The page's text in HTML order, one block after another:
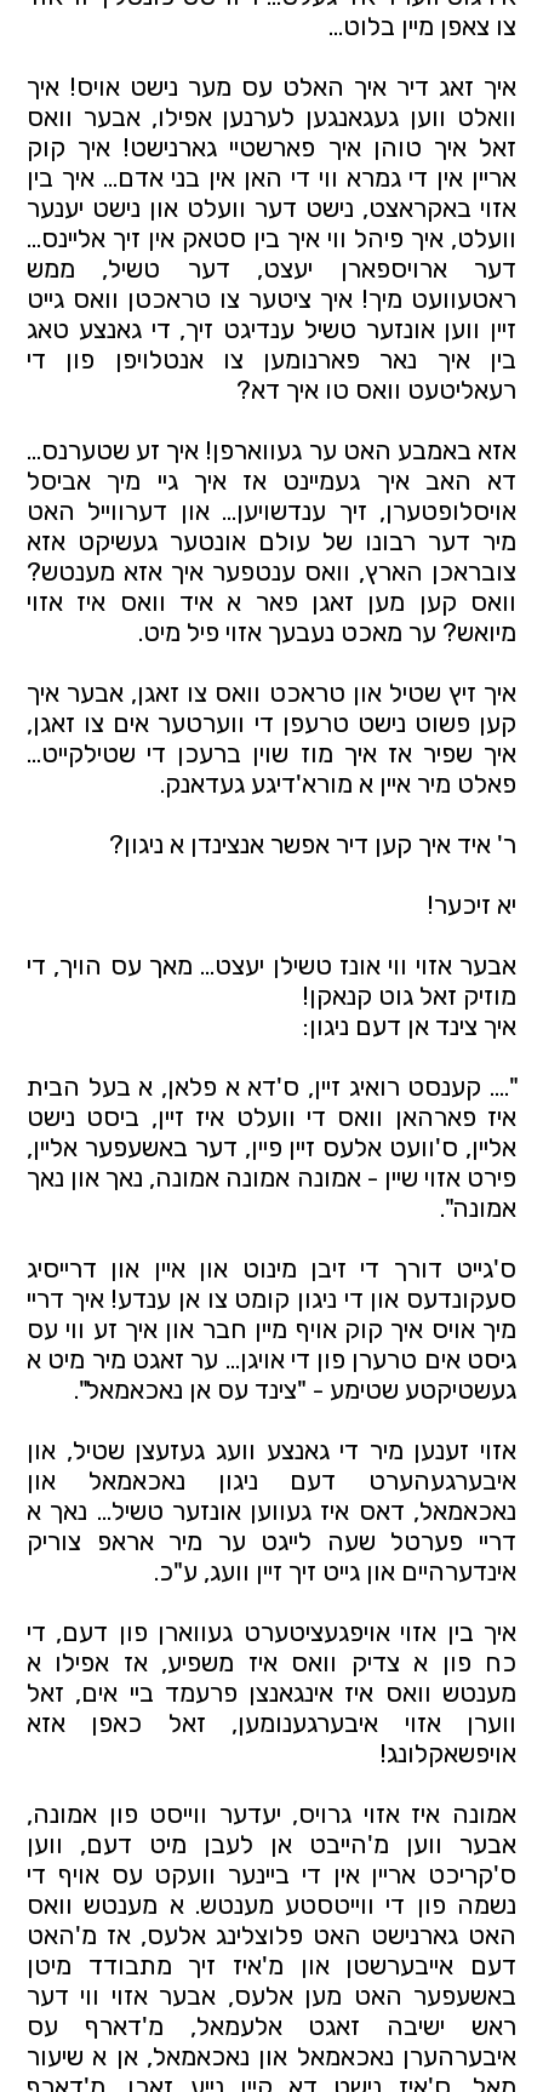
צו צאפן מיין בלוט…
איך זאג דיר איך האלט עס מער נישט אויס! איך
וואלט ווען געגאנגען לערנען אפילו, אבער וואס
זאל איך טוהן איך פארשטיי גארנישט! איך קוק
אריין אין די גמרא ווי די האן אין בני אדם… איך בין
אזוי באקראצט, נישט דער וועלט און נישט יענער
וועלט, איך פיהל ווי איך בין סטאק אין זיך אליינס…
דער ארויספארן יעצט, דער טשיל, ממש
ראטעוועט מיך! איך ציטער צו טראכטן וואס גייט
זיין ווען אונזער טשיל ענדיגט זיך, די גאנצע טאג
בין איך נאר פארנומען צו אנטלויפן פון די
רעאליטעט וואס טו איך דא?
אזא באמבע האט ער געווארפן! איך זע שטערנס…
דא האב איך געמיינט אז איך גיי מיך אביסל
אויסלופטערן, זיך ענדשויען… און דערווייל האט
מיר דער רבונו של עולם אונטער געשיקט אזא
צובראכן הארץ, וואס ענטפער איך אזא מענטש?
וואס קען מען זאגן פאר א איד וואס איז אזוי
מיואש? ער מאכט נעבעך אזוי פיל מיט.
איך זיץ שטיל און טראכט וואס צו זאגן, אבער איך
קען פשוט נישט טרעפן די ווערטער אים צו זאגן,
איך שפיר אז איך מוז שוין ברעכן די שטילקייט…
פאלט מיר איין א מורא'דיגע געדאנק.
ר' איד איך קען דיר אפשר אנצינדן א ניגון?
יא זיכער!
אבער אזוי ווי אונז טשילן יעצט… מאך עס הויך, די
מוזיק זאל גוט קנאקן!
איך צינד אן דעם ניגון:
".... קענסט רואיג זיין, ס'דא א פלאן, א בעל הבית
איז פארהאן וואס די וועלט איז זיין, ביסט נישט
אליין, ס'וועט אלעס זיין פיין, דער באשעפער אליין,
פירט אזוי שיין - אמונה אמונה אמונה, נאך און נאך
אמונה".
ס'גייט דורך די זיבן מינוט און איין און דרייסיג
סעקונדעס און די ניגון קומט צו אן ענדע! איך דריי
מיך אויס איך קוק אויף מיין חבר און איך זע ווי עס
גיסט אים טרערן פון די אויגן… ער זאגט מיר מיט א
געשטיקטע שטימע - "צינד עס אן נאכאמאל".
אזוי זענען מיר די גאנצע וועג געזעצן שטיל, און
איבערגעהערט דעם ניגון נאכאמאל און
נאכאמאל, דאס איז געווען אונזער טשיל… נאך א
דריי פערטל שעה לייגט ער מיר אראפ צוריק
אינדערהיים און גייט זיך זיין וועג, ע"כ.
איך בין אזוי אויפגעציטערט געווארן פון דעם, די
כח פון א צדיק וואס איז משפיע, אז אפילו א
מענטש וואס איז אינגאנצן פרעמד ביי אים, זאל
ווערן אזוי איבערגענומען, זאל כאפן אזא
אויפשאקלונג!
אמונה איז אזוי גרויס, יעדער ווייסט פון אמונה,
אבער ווען מ'הייבט אן לעבן מיט דעם, ווען
ס'קריכט אריין אין די ביינער וועקט עס אויף די
נשמה פון די ווייטסטע מענטש. א מענטש וואס
האט גארנישט האט פלוצלינג אלעס, אז מ'האט
דעם אייבערשטן און מ'איז זיך מתבודד מיטן
באשעפער האט מען אלעס, אבער אזוי ווי דער
ראש ישיבה זאגט אלעמאל, מ'דארף עס
איבערהערן נאכאמאל און נאכאמאל, אן א שיעור